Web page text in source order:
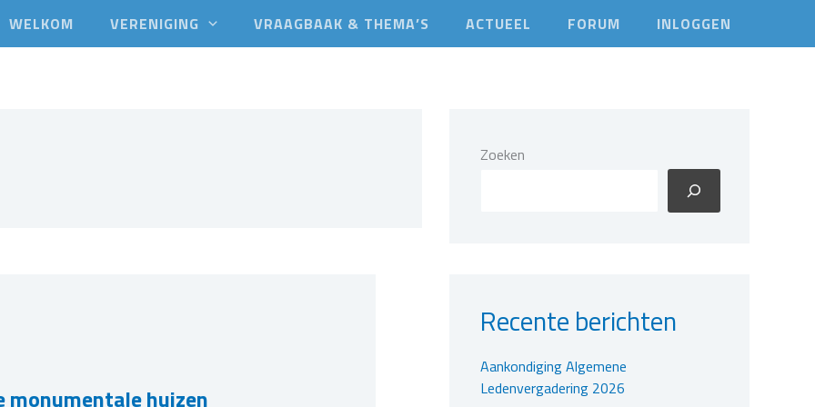
WELKOM VERENIGING VRAAGBAAK & THEMA’S ACTUEEL FORUM INLOGGEN
monumentale huizen
Zoeken
Recente berichten
Aankondiging Algemene
Ledenvergadering 2026